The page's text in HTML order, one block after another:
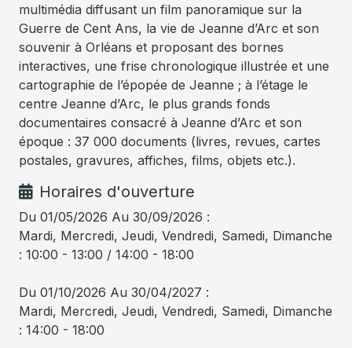
multimédia diffusant un film panoramique sur la
Guerre de Cent Ans, la vie de Jeanne d’Arc et son
souvenir à Orléans et proposant des bornes
interactives, une frise chronologique illustrée et une
cartographie de l’épopée de Jeanne ; à l’étage le
centre Jeanne d’Arc, le plus grands fonds
documentaires consacré à Jeanne d’Arc et son
époque : 37 000 documents (livres, revues, cartes
postales, gravures, affiches, films, objets etc.).
Horaires d'ouverture
Du 01/05/2026 Au 30/09/2026 :
Mardi, Mercredi, Jeudi, Vendredi, Samedi, Dimanche
: 10:00 - 13:00 / 14:00 - 18:00
Du 01/10/2026 Au 30/04/2027 :
Mardi, Mercredi, Jeudi, Vendredi, Samedi, Dimanche
: 14:00 - 18:00